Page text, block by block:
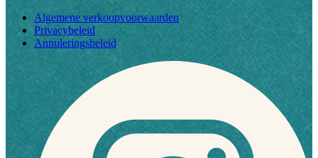
Algemene verkoopvoorwaarden
Privacybeleid
Annuleringsbeleid